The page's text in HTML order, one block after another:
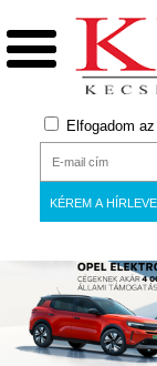
Elfogadom az